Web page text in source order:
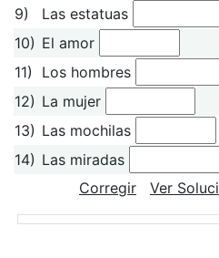
9)
Las estatuas
10) El amor
11)
Los hombres
12) La mujer
13) Las mochilas
14) Las miradas
Corregir
Ver